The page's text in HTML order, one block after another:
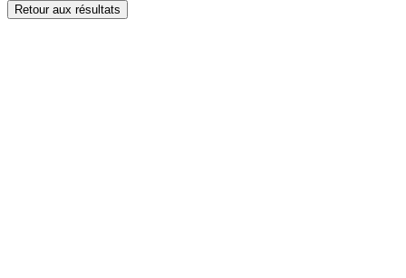
Retour aux résultats